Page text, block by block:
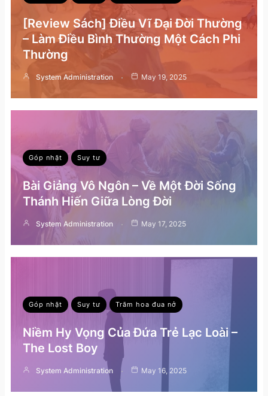
[Review Sách] Điều Vĩ Đại Đời Thường
– Làm Điều Bình Thường Một Cách Phi
Thường
System Administration May 19, 2025
Góp nhặt Suy tư
Bài Giảng Vô Ngôn – Về Một Đời Sống
Thánh Hiến Giữa Lòng Đời
System Administration May 17, 2025
Góp nhặt Suy tư Trăm hoa đua nở
Niềm Hy Vọng Của Đứa Trẻ Lạc Loài –
The Lost Boy
System Administration May 16, 2025